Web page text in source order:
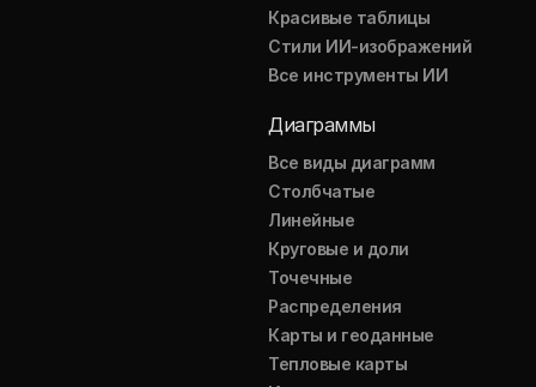
Красивые таблицы
Стили ИИ-изображений
Все инструменты ИИ
Диаграммы
Все виды диаграмм
Столбчатые
Линейные
Круговые и доли
Точечные
Распределения
Карты и геоданные
Тепловые карты